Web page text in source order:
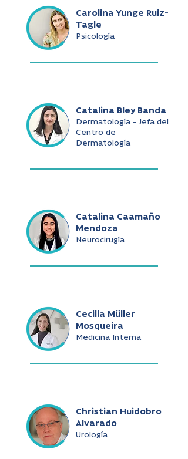
Carolina Yunge Ruiz-
Tagle
Psicología
Catalina Bley Banda
Dermatología - Jefa del
Centro de
Dermatología
Catalina Caamaño
Mendoza
Neurocirugía
Cecilia Müller
Mosqueira
Medicina Interna
Christian Huidobro
Alvarado
Urología